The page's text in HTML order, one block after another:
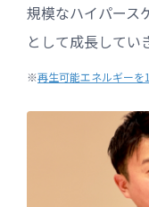
規模なハイパース
として成長してい
※再生可能エネルギー